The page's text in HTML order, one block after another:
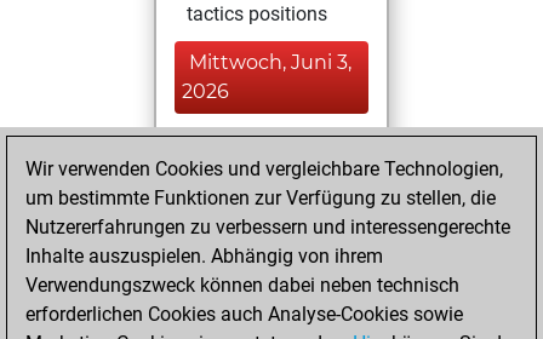
tactics positions
Mittwoch, Juni 3,
2026
You played 3
bullet games
Play
You scored +0
=0 -3 in bullet
Donnerstag, April
30, 2026
Wir verwenden Cookies und vergleichbare Technologien,
um bestimmte Funktionen zur Verfügung zu stellen, die
Nutzererfahrungen zu verbessern und interessengerechte
Inhalte auszuspielen. Abhängig von ihrem
Verwendungszweck können dabei neben technisch
erforderlichen Cookies auch Analyse-Cookies sowie